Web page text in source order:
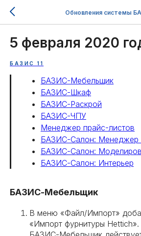
Обновления системы
5 февраля 2020
БАЗИС 11
БАЗИС-Мебельщик
БАЗИС-Шкаф
БАЗИС-Раскрой
БАЗИС-ЧПУ
Менеджер прайс-листов
БАЗИС-Салон: Менеджер
БАЗИС-Салон:
БАЗИС-Салон: Интерьер
БАЗИС-Мебельщик
В меню «Файл/Импорт»
«Импорт фурнитуры